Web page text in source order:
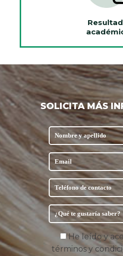
SOLICITA MÁS
He leído y
términos y